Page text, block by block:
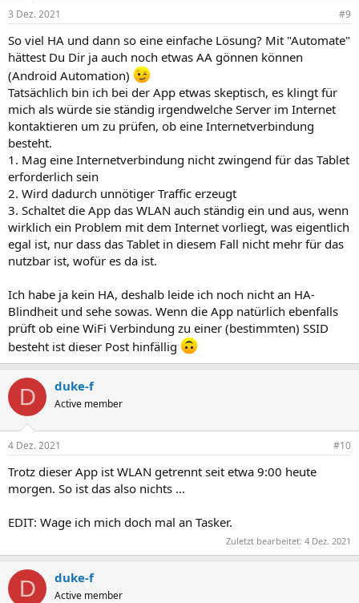
3 Dez. 2021 #9
So viel HA und dann so eine einfache Lösung? Mit "Automate"
hättest Du Dir ja auch noch etwas AA gönnen können
(Android Automation)
Tatsächlich bin ich bei der App etwas skeptisch, es klingt für
mich als würde sie ständig irgendwelche Server im Internet
kontaktieren um zu prüfen, ob eine Internetverbindung
besteht.
1. Mag eine Internetverbindung nicht zwingend für das Tablet
erforderlich sein
2. Wird dadurch unnötiger Traffic erzeugt
3. Schaltet die App das WLAN auch ständig ein und aus, wenn
wirklich ein Problem mit dem Internet vorliegt, was eigentlich
egal ist, nur dass das Tablet in diesem Fall nicht mehr für das
nutzbar ist, wofür es da ist.
Ich habe ja kein HA, deshalb leide ich noch nicht an HA-
Blindheit und sehe sowas. Wenn die App natürlich ebenfalls
prüft ob eine WiFi Verbindung zu einer (bestimmten) SSID
besteht ist dieser Post hinfällig
D duke-f
Active member
4 Dez. 2021 #10
Trotz dieser App ist WLAN getrennt seit etwa 9:00 heute
morgen. So ist das also nichts …
EDIT: Wage ich mich doch mal an Tasker.
Zuletzt bearbeitet: 4 Dez. 2021
D duke-f
Active member